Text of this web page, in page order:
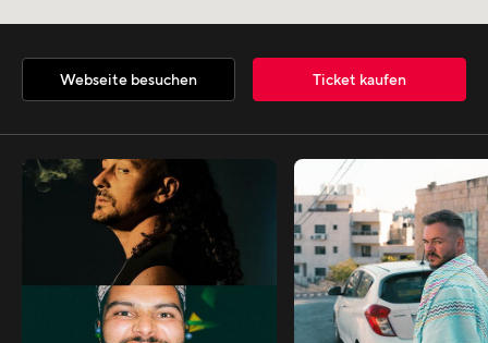
Webseite besuchen Ticket kaufen